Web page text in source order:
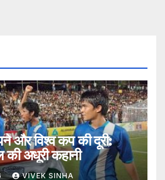
और विश्व कप की दूरी:
की अधूरी कहानी
VIVEK SINHA